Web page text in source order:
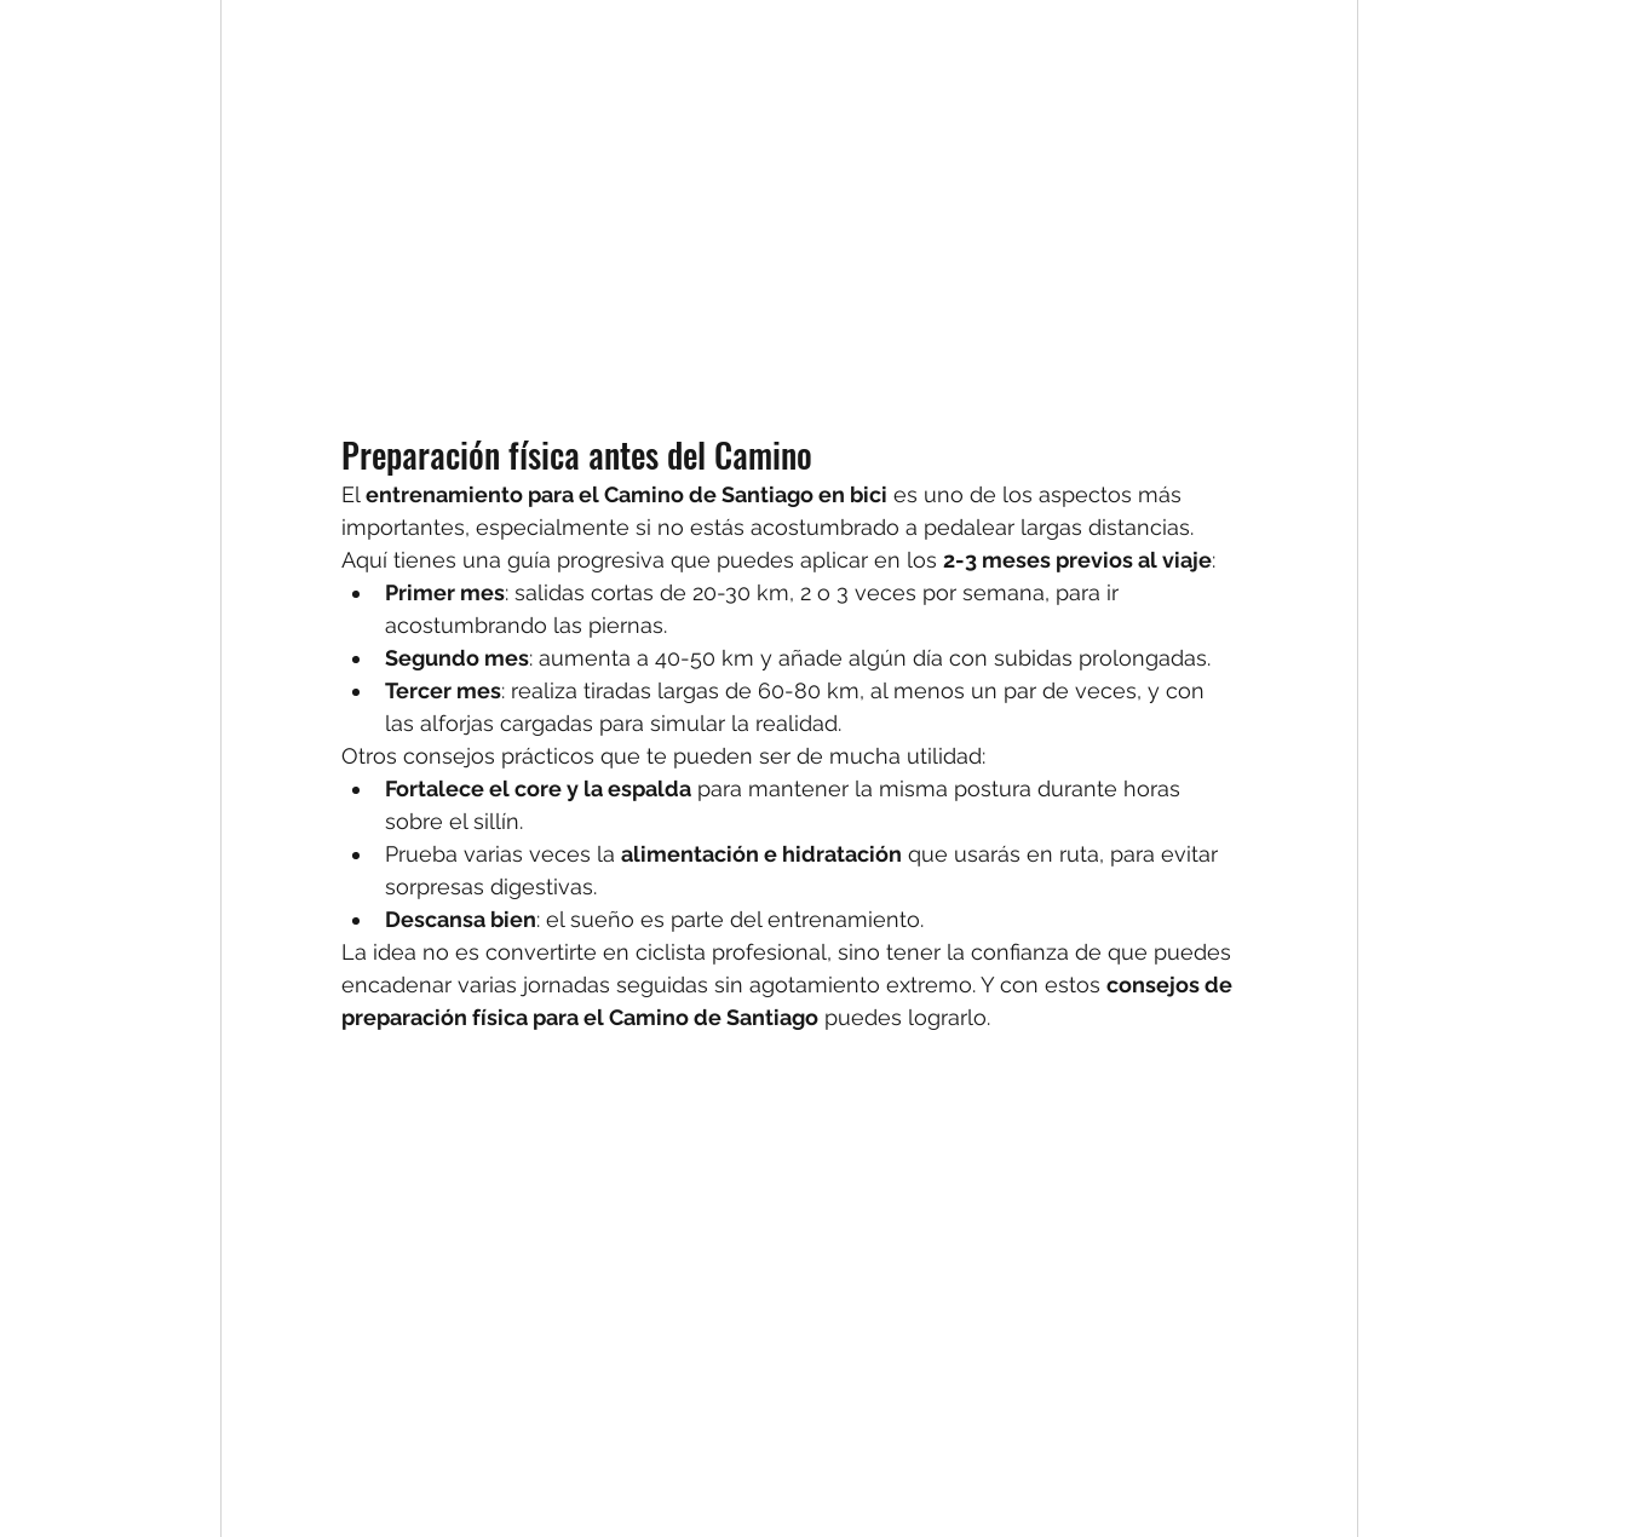
Preparación física antes del Camino
El entrenamiento para el Camino de Santiago en bici es uno de los aspectos más
importantes, especialmente si no estás acostumbrado a pedalear largas distancias.
Aquí tienes una guía progresiva que puedes aplicar en los 2-3 meses previos al viaje:
Primer mes: salidas cortas de 20-30 km, 2 o 3 veces por semana, para ir
acostumbrando las piernas.
Segundo mes: aumenta a 40-50 km y añade algún día con subidas prolongadas.
Tercer mes: realiza tiradas largas de 60-80 km, al menos un par de veces, y con
las alforjas cargadas para simular la realidad.
Otros consejos prácticos que te pueden ser de mucha utilidad:
Fortalece el core y la espalda para mantener la misma postura durante horas
sobre el sillín.
Prueba varias veces la alimentación e hidratación que usarás en ruta, para evitar
sorpresas digestivas.
Descansa bien: el sueño es parte del entrenamiento.
La idea no es convertirte en ciclista profesional, sino tener la confianza de que puedes
encadenar varias jornadas seguidas sin agotamiento extremo. Y con estos consejos de
preparación física para el Camino de Santiago puedes lograrlo.